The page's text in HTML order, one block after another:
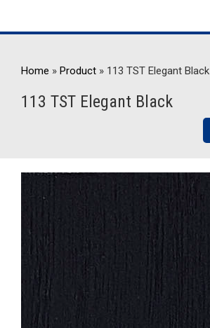
Home » Product » 113 TST Elegant Black
113 TST Elegant Black